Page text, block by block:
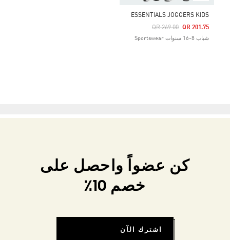
ESSENTIALS JOGGERS KIDS
Price Reduced From
QR 269.00
To QR 201.75
شباب 8-16 سنوات Sportswear
كن عضواً واحصل على
خصم 10٪
اشترك الآن